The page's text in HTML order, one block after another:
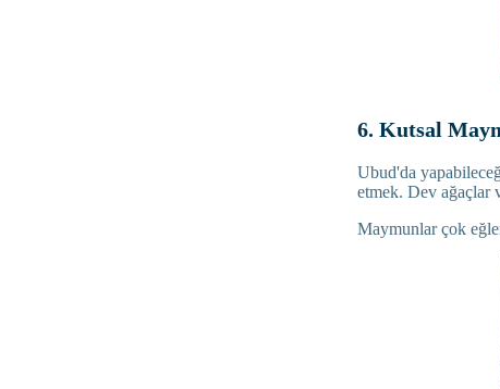
6. Kutsal
Ubud'da
etmek. Dev ağaçlar
Maymunlar çok